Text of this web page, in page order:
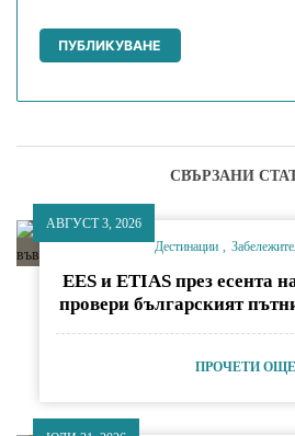
СВЪРЗАНИ
АВГУСТ 3, 2026
Дестинации
EES и ETIAS през есента
провери българският
ПРОЧЕТИ ОЩЕ